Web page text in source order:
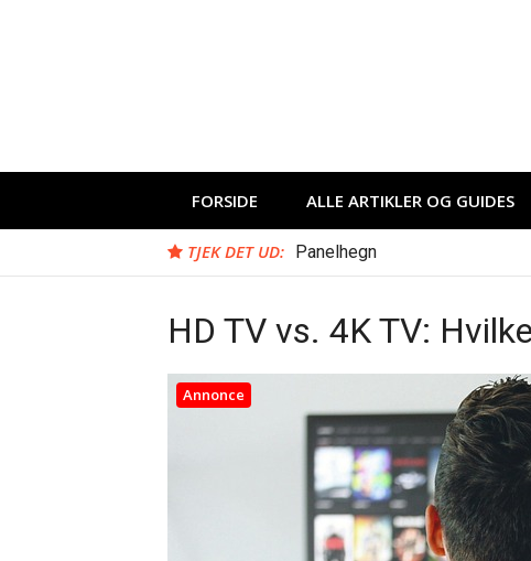
FORSIDE ALLE ARTIKLER OG GUIDES
TJEK DET UD: Panelhegn
HD TV vs. 4K TV:
Annonce